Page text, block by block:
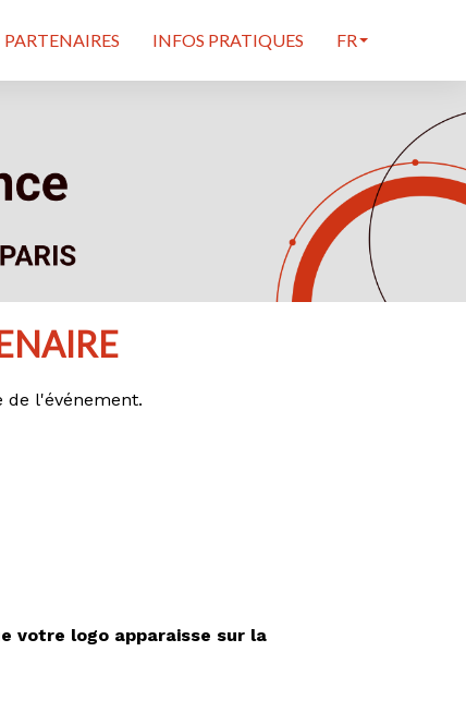
PARTENAIRES INFOS PRATIQUES FR
de l'événement.
votre logo apparaisse sur la